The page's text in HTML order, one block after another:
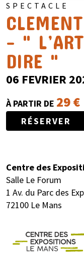
SPECTACLE
- "
DIRE "
06 FEVRIER
À PARTIR DE 29 €
RÉSERVER
Centre des
Salle Le Forum
1 Av. du Parc des
72100 Le Mans